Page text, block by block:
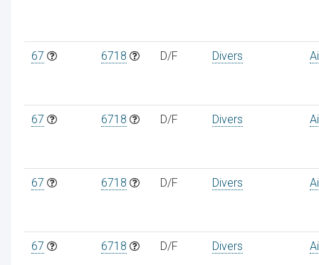
67 6718 D/F Divers
67 6718 D/F Divers
67 6718 D/F Divers
67 6718 D/F Divers